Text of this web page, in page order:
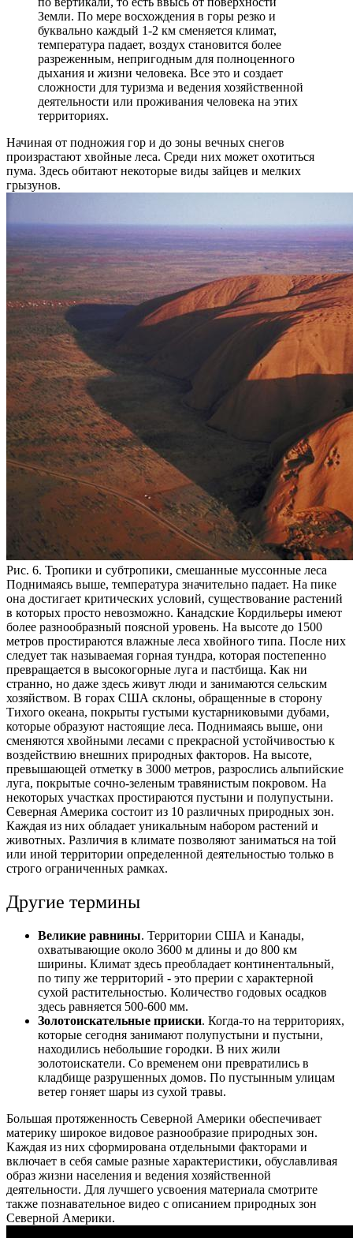
Земли. По мере восхождения в горы резко и
буквально каждый 1-2 км сменяется климат,
температура падает, воздух становится более
разреженным, непригодным для полноценного
дыхания и жизни человека. Все это и создает
сложности для туризма и ведения хозяйственной
деятельности или проживания человека на этих
территориях.
Начиная от подножия гор и до зоны вечных снегов
произрастают хвойные леса. Среди них может охотиться
пума. Здесь обитают некоторые виды зайцев и мелких
грызунов.
Рис. 6. Тропики и субтропики, смешанные муссонные леса
Поднимаясь выше, температура значительно падает. На пике
она достигает критических условий, существование растений
в которых просто невозможно. Канадские Кордильеры имеют
более разнообразный поясной уровень. На высоте до 1500
метров простираются влажные леса хвойного типа. После них
следует так называемая горная тундра, которая постепенно
превращается в высокогорные луга и пастбища. Как ни
странно, но даже здесь живут люди и занимаются сельским
хозяйством. В горах США склоны, обращенные в сторону
Тихого океана, покрыты густыми кустарниковыми дубами,
которые образуют настоящие леса. Поднимаясь выше, они
сменяются хвойными лесами с прекрасной устойчивостью к
воздействию внешних природных факторов. На высоте,
превышающей отметку в 3000 метров, разрослись альпийские
луга, покрытые сочно-зеленым травянистым покровом. На
некоторых участках простираются пустыни и полупустыни.
Северная Америка состоит из 10 различных природных зон.
Каждая из них обладает уникальным набором растений и
животных. Различия в климате позволяют заниматься на той
или иной территории определенной деятельностью только в
строго ограниченных рамках.
Другие термины
Великие равнины. Территории США и Канады,
охватывающие около 3600 м длины и до 800 км
ширины. Климат здесь преобладает континентальный,
по типу же территорий - это прерии с характерной
сухой растительностью. Количество годовых осадков
здесь равняется 500-600 мм.
Золотоискательные прииски. Когда-то на территориях,
которые сегодня занимают полупустыни и пустыни,
находились небольшие городки. В них жили
золотоискатели. Со временем они превратились в
кладбище разрушенных домов. По пустынным улицам
ветер гоняет шары из сухой травы.
Большая протяженность Северной Америки обеспечивает
материку широкое видовое разнообразие природных зон.
Каждая из них сформирована отдельными факторами и
включает в себя самые разные характеристики, обуславливая
образ жизни населения и ведения хозяйственной
деятельности. Для лучшего усвоения материала смотрите
также познавательное видео с описанием природных зон
Северной Америки.